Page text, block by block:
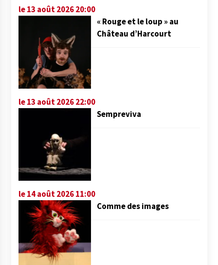
le 13 août 2026 20:00
« Rouge et le loup » au
Château d’Harcourt
le 13 août 2026 22:00
Sempreviva
le 14 août 2026 11:00
Comme des images